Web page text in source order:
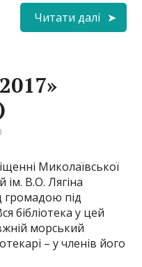
Читати далі
Миколаївської
ім. В.О. Лягіна
громадою під
бібліотека у цей
морський
– у членів його